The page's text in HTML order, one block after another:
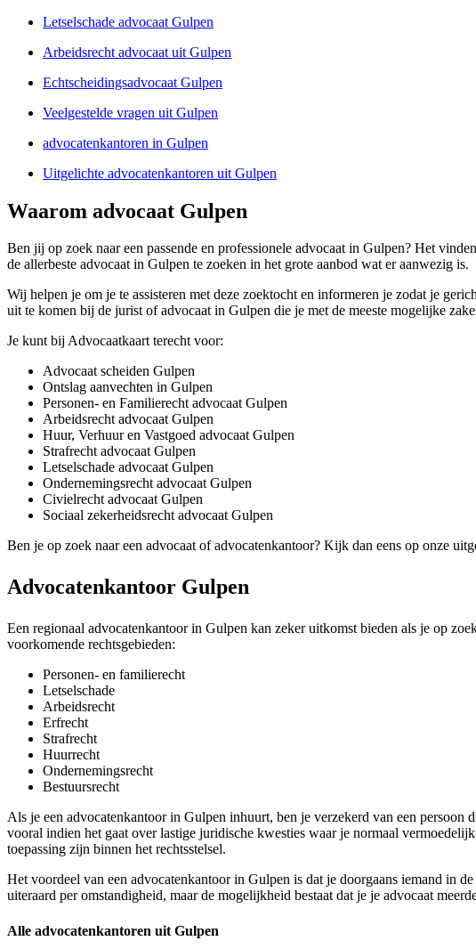
Letselschade advocaat Gulpen
Arbeidsrecht advocaat uit Gulpen
Echtscheidingsadvocaat Gulpen
Veelgestelde vragen uit Gulpen
advocatenkantoren in Gulpen
Uitgelichte advocatenkantoren uit Gulpen
Waarom advocaat Gulpen
Ben jij op zoek naar een passende en professionele advocaat in Gulpen? Het
de allerbeste advocaat in Gulpen te zoeken in het grote aanbod wat er aanwezig is.
Wij helpen je om je te assisteren met deze zoektocht en informeren je zodat je
uit te komen bij de jurist of advocaat in Gulpen die je met de meeste mogelijke
Je kunt bij Advocaatkaart terecht voor:
Advocaat scheiden Gulpen
Ontslag aanvechten in Gulpen
Personen- en Familierecht advocaat Gulpen
Arbeidsrecht advocaat Gulpen
Huur, Verhuur en Vastgoed advocaat Gulpen
Strafrecht advocaat Gulpen
Letselschade advocaat Gulpen
Ondernemingsrecht advocaat Gulpen
Civielrecht advocaat Gulpen
Sociaal zekerheidsrecht advocaat Gulpen
Ben je op zoek naar een advocaat of advocatenkantoor? Kijk dan eens op onze
Advocatenkantoor Gulpen
Een regionaal advocatenkantoor in Gulpen kan zeker uitkomst bieden als je op
voorkomende rechtsgebieden:
Personen- en familierecht
Letselschade
Arbeidsrecht
Erfrecht
Strafrecht
Huurrecht
Ondernemingsrecht
Bestuursrecht
Als je een advocatenkantoor in Gulpen inhuurt, ben je verzekerd van een
vooral indien het gaat over lastige juridische kwesties waar je normaal
toepassing zijn binnen het rechtsstelsel.
Het voordeel van een advocatenkantoor in Gulpen is dat je doorgaans iemand in
uiteraard per omstandigheid, maar de mogelijkheid bestaat dat je je advocaat
Alle advocatenkantoren uit Gulpen